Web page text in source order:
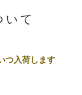
て
つ入荷します